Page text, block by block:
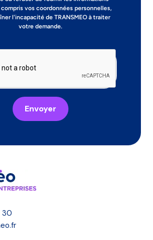
vos coordonnées personnelles,
l'incapacité de TRANSMEO à traiter
votre demande.
Envoyer
30